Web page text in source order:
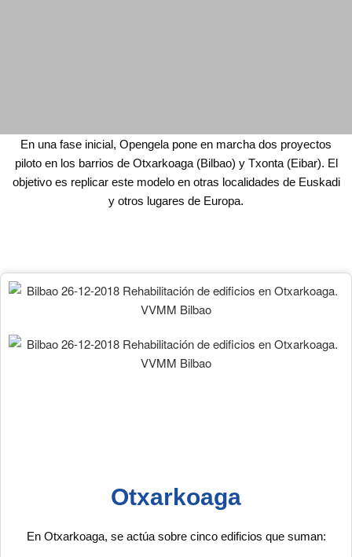
En una fase inicial, Opengela pone en marcha dos proyectos
piloto en los barrios de Otxarkoaga (Bilbao) y Txonta (Eibar). El
objetivo es replicar este modelo en otras localidades de Euskadi
y otros lugares de Europa.
Otxarkoaga
En Otxarkoaga, se actúa sobre cinco edificios que suman: